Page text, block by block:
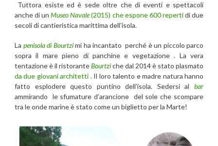
Tuttora esiste ed è sede oltre che di eventi e spettacoli
anche di unMuseo Navale(2015) che espone 600 repertidi due
secoli di cantieristica marittima dell’isola.
La penisola di Bourtzimi ha incantato perché è un piccolo parco
sopra il mare pieno di panchine e vegetazione . La vera
tentazione è il ristoranteBourtziche dal 2014 è stato plasmato
da due giovani architetti .Il loro talento e madre natura hanno
fatto esplodere questo puntino dell’isola. Sedersi al bar
ammirando le sfumature d’arancione del sole che scompare
tra le onde marine è stato come un biglietto per la Marte!